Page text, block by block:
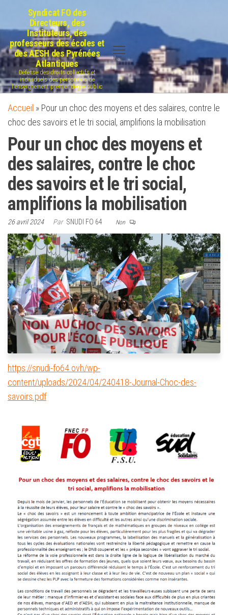
contenu
Syndicat FO des
Directeurs, des
Instituteurs, des
professeurs des écoles et
des AESH des Pyrénées
Atlantiques
Défense des droits collectifs et
individuels des personnels de
l'enseignement premier degré public
Menu
Accueil » Pour un choc des moyens et des salaires, contre le
choc des savoirs et le tri social, amplifions la mobilisation
Pour un choc des moyens et
des salaires, contre le choc
des savoirs et le tri social,
amplifions la mobilisation
26 avril 2024 Par SNUDI FO 64 Non
https://snudi-fo64.ovh/wp-
content/uploads/2024/04/240418-Journal-Choc-des-
savoirs.pdf